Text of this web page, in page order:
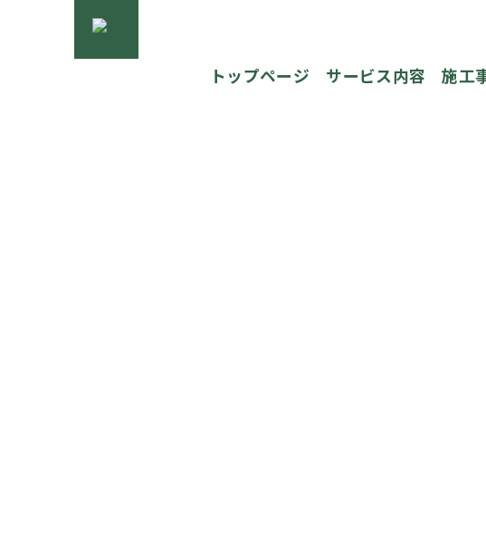
トップページ サービス内容 施工